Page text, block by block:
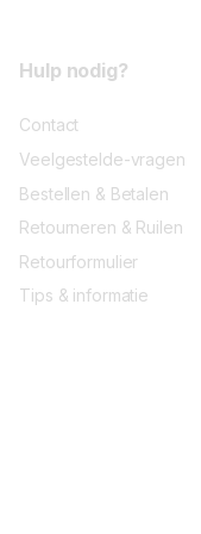
Hulp nodig?
Contact
Veelgestelde-vragen
Bestellen & Betalen
Retourneren & Ruilen
Retourformulier
Tips & informatie